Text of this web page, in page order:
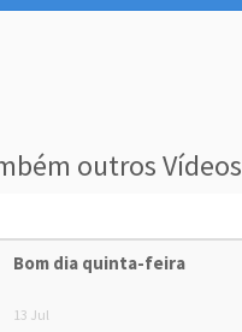
outros Vídeos
Bom dia quinta-feira
13 Jul